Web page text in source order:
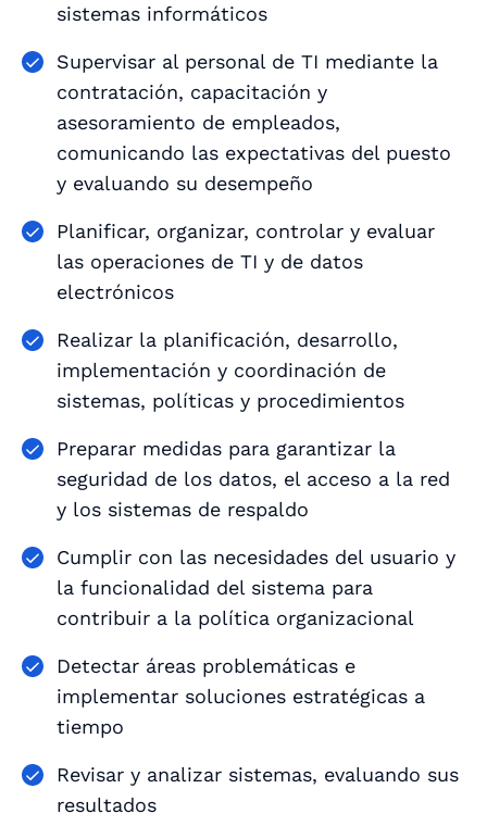
sistemas informáticos
Supervisar al personal de TI mediante la
contratación, capacitación y
asesoramiento de empleados,
comunicando las expectativas del puesto
y evaluando su desempeño
Planificar, organizar, controlar y evaluar
las operaciones de TI y de datos
electrónicos
Realizar la planificación, desarrollo,
implementación y coordinación de
sistemas, políticas y procedimientos
Preparar medidas para garantizar la
seguridad de los datos, el acceso a la red
y los sistemas de respaldo
Cumplir con las necesidades del usuario y
la funcionalidad del sistema para
contribuir a la política organizacional
Detectar áreas problemáticas e
implementar soluciones estratégicas a
tiempo
Revisar y analizar sistemas, evaluando sus
resultados